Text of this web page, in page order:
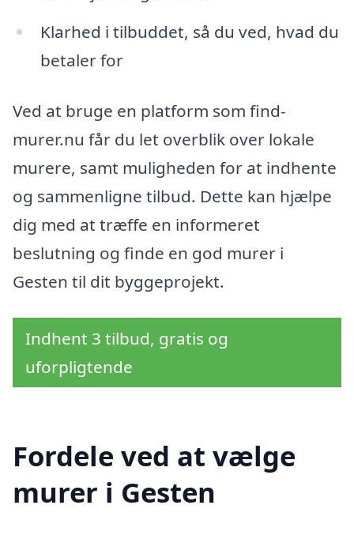
Klarhed i tilbuddet, så du ved, hvad du
betaler for
Ved at bruge en platform som find-
murer.nu får du let overblik over lokale
murere, samt muligheden for at indhente
og sammenligne tilbud. Dette kan hjælpe
dig med at træffe en informeret
beslutning og finde en god murer i
Gesten til dit byggeprojekt.
Indhent 3 tilbud, gratis og
uforpligtende
Fordele ved at vælge
murer i Gesten